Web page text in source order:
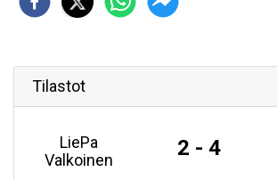
Tilastot
LiePa
Valkoinen
2 - 4